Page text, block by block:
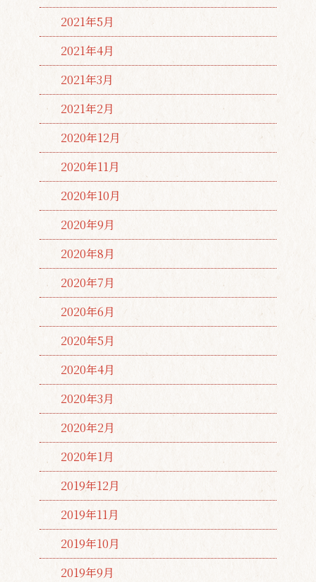
2021年5月
2021年4月
2021年3月
2021年2月
2020年12月
2020年11月
2020年10月
2020年9月
2020年8月
2020年7月
2020年6月
2020年5月
2020年4月
2020年3月
2020年2月
2020年1月
2019年12月
2019年11月
2019年10月
2019年9月